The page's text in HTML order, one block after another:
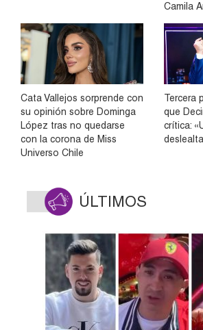
Camila
Cata Vallejos sorprende con
su opinión sobre Dominga
López tras no quedarse
con la corona de Miss
Universo Chile
Tercera
que
crítica:
ÚLTIMOS